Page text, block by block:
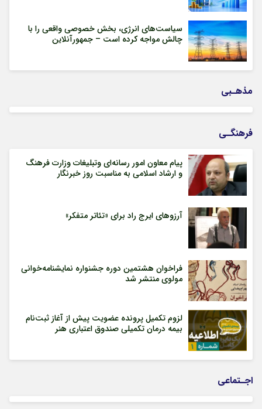
سیاست‌های انرژی، بخش خصوصی واقعی را با
چالش مواجه کرده است – جمهورآنلاین
مذهـبی
فرهنگـی
پیام معاون امور رسانه‌ای وتبلیغات وزارت فرهنگ
و ارشاد اسلامی به مناسبت روز خبرنگار
آرزوهای ایرج راد برای «تئاتر متفکر»
فراخوان هشتمین دوره جشنواره نمایشنامه‌خوانی
مولوی منتشر شد
لزوم تکمیل پرونده عضویت پیش از آغاز ثبت‌نام
بیمه درمان تکمیلی صندوق اعتباری هنر
اجـتماعی